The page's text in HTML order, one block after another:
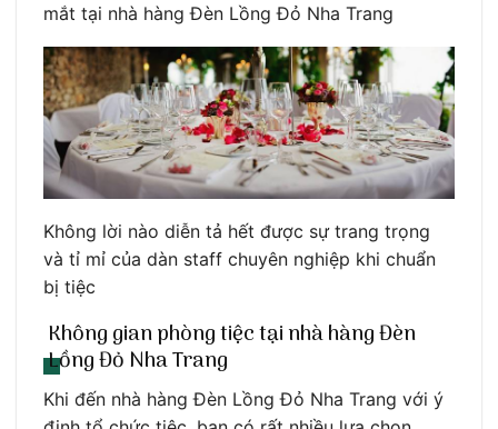
mắt tại nhà hàng Đèn Lồng Đỏ Nha Trang
Không lời nào diễn tả hết được sự trang trọng
và tỉ mỉ của dàn staff chuyên nghiệp khi chuẩn
bị tiệc
Không gian phòng tiệc tại nhà hàng Đèn
Lồng Đỏ Nha Trang
Khi đến nhà hàng Đèn Lồng Đỏ Nha Trang với ý